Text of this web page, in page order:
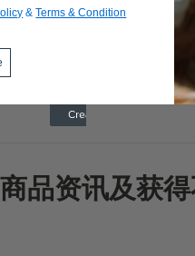
品资讯及获得
&Terms & Condition